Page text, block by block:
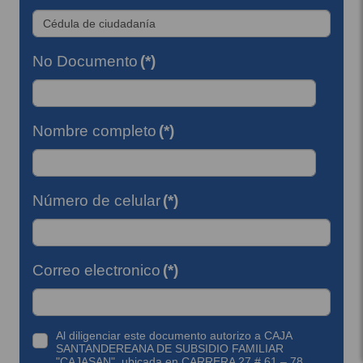
No Documento (*)
Nombre completo (*)
Número de celular(*)
Correo electronico (*)
Al diligenciar este documento autorizo a CAJA
SANTANDEREANA DE SUBSIDIO FAMILIAR